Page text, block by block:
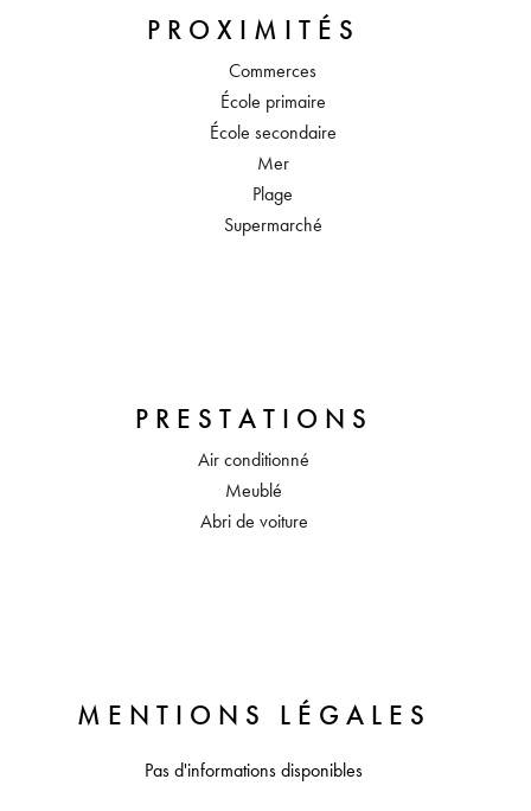
PROXIMITÉS
Commerces
École primaire
École secondaire
Mer
Plage
Supermarché
PRESTATIONS
Air conditionné
Meublé
Abri de voiture
MENTIONS LÉGALES
Pas d'informations disponibles